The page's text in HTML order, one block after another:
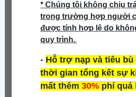
* Chúng tôi không chịu
trong trường hợp người
được tính hợp lệ do
quy trình.
- Hỗ trợ nạp và tiêu bù
thời gian tổng kết sự
mất thêm30% phí quá